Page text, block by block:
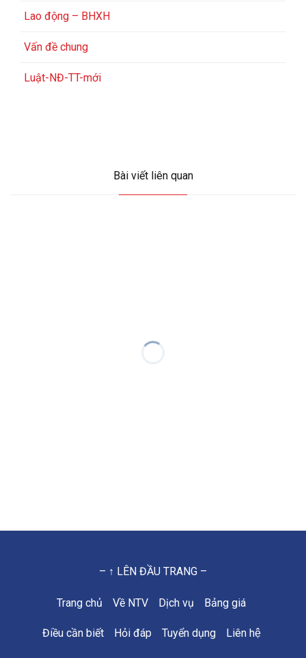
Lao động – BHXH
Vấn đề chung
Luật-NĐ-TT-mới
Bài viết liên quan
– ↑ LÊN ĐẦU TRANG –
Trang chủ Về NTV Dịch vụ Bảng giá
Điều cần biết Hỏi đáp Tuyển dụng Liên hệ